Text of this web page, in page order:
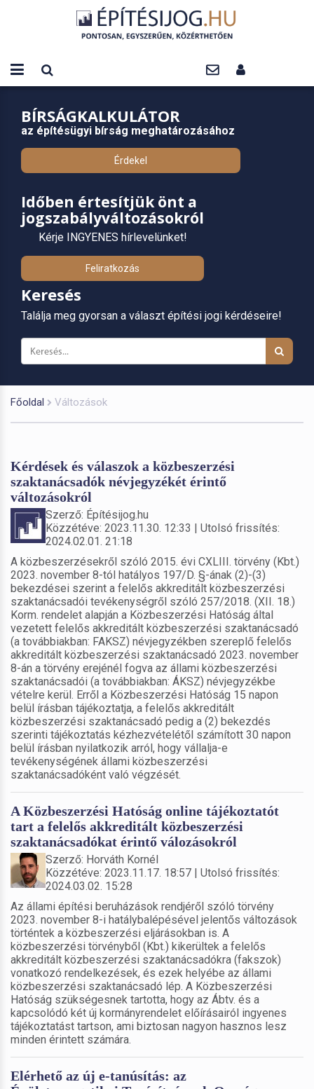
BÍRSÁGKALKULÁTOR
az építésügyi bírság meghatározásához
Érdekel
Időben értesítjük önt a
jogszabályváltozásokról
Kérje INGYENES hírlevelünket!
Feliratkozás
Keresés
Találja meg gyorsan a választ építési jogi kérdéseire!
Főoldal Változások
Kérdések és válaszok a közbeszerzési
szaktanácsadók névjegyzékét érintő
változásokról
Szerző: Építésijog.hu
Közzétéve: 2023.11.30. 12:33 | Utolsó frissítés:
2024.02.01. 21:18
A közbeszerzésekről szóló 2015. évi CXLIII. törvény (Kbt.)
2023. november 8-tól hatályos 197/D. §-ának (2)-(3)
bekezdései szerint a felelős akkreditált közbeszerzési
szaktanácsadói tevékenységről szóló 257/2018. (XII. 18.)
Korm. rendelet alapján a Közbeszerzési Hatóság által
vezetett felelős akkreditált közbeszerzési szaktanácsadó
(a továbbiakban: FAKSZ) névjegyzékben szereplő felelős
akkreditált közbeszerzési szaktanácsadó 2023. november
8-án a törvény erejénél fogva az állami közbeszerzési
szaktanácsadói (a továbbiakban: ÁKSZ) névjegyzékbe
vételre kerül. Erről a Közbeszerzési Hatóság 15 napon
belül írásban tájékoztatja, a felelős akkreditált
közbeszerzési szaktanácsadó pedig a (2) bekezdés
szerinti tájékoztatás kézhezvételétől számított 30 napon
belül írásban nyilatkozik arról, hogy vállalja-e
tevékenységének állami közbeszerzési
szaktanácsadóként való végzését.
A Közbeszerzési Hatóság online tájékoztatót
tart a felelős akkreditált közbeszerzési
szaktanácsadókat érintő válozásokról
Szerző: Horváth Kornél
Közzétéve: 2023.11.17. 18:57 | Utolsó frissítés:
2024.03.02. 15:28
Az állami építési beruházások rendjéről szóló törvény
2023. november 8-i hatálybalépésével jelentős változások
történtek a közbeszerzési eljárásokban is. A
közbeszerzési törvényből (Kbt.) kikerültek a felelős
akkreditált közbeszerzési szaktanácsadókra (fakszok)
vonatkozó rendelkezések, és ezek helyébe az állami
közbeszerzési szaktanácsadó lép. A Közbeszerzési
Hatóság szükségesnek tartotta, hogy az Ábtv. és a
kapcsolódó két új kormányrendelet előírásairól ingyenes
tájékoztatást tartson, ami biztosan nagyon hasznos lesz
minden érintett számára.
Elérhető az új e-tanúsítás: az